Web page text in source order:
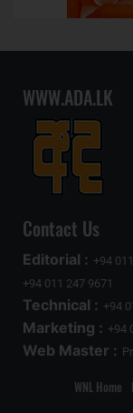
WWW.ADA.LK
Contact Us
Editorial : +94
+94 011 247 9671
Technical : +94
Marketing : +94
Web Master :
WNL Home